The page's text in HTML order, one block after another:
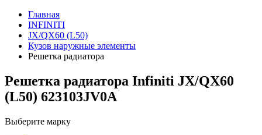
Главная
INFINITI
JX/QX60 (L50)
Кузов наружные элементы
Решетка радиатора
Решетка радиатора Infiniti JX/QX60
(L50) 623103JV0A
Выберите марку